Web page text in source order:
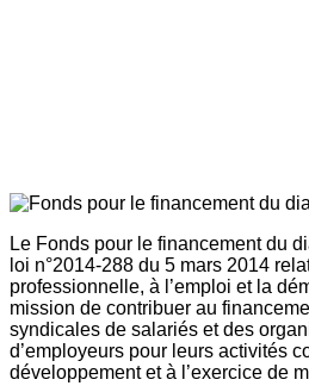
Le Fonds pour le financement du
loi n°2014-288 du 5 mars 2014
professionnelle, à l’emploi et la
mission de contribuer au
syndicales de salariés et des
d’employeurs pour leurs activités
développement et à l’exercice de